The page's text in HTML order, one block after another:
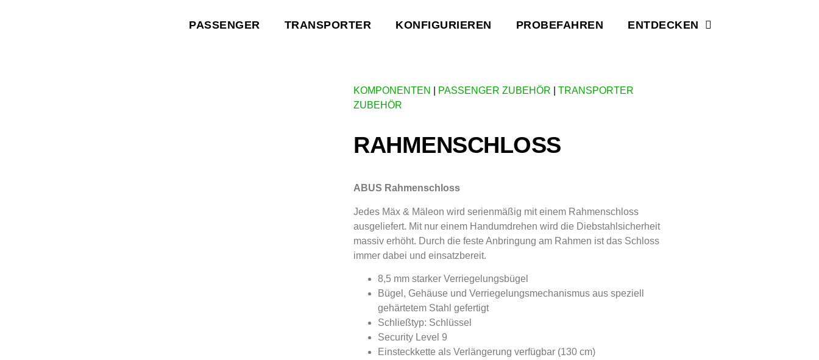
PASSENGER TRANSPORTER KONFIGURIEREN PROBEFAHREN ENTDECKEN
KOMPONENTEN PASSENGER ZUBEHÖR
TRANSPORTER
ZUBEHÖR
RAHMENSCHLOSS
ABUS Rahmenschloss
Jedes Mäx & Mäleon wird serienmäßig mit einem Rahmenschloss
ausgeliefert. Mit nur einem Handumdrehen wird die Diebstahlsicherheit
massiv erhöht. Durch die feste Anbringung am Rahmen ist das Schloss
immer dabei und einsatzbereit.
8,5 mm starker Verriegelungsbügel
Bügel, Gehäuse und Verriegelungsmechanismus aus speziell
gehärtetem Stahl gefertigt
Schließtyp: Schlüssel
Security Level 9
Einsteckkette als Verlängerung verfügbar (130 cm)